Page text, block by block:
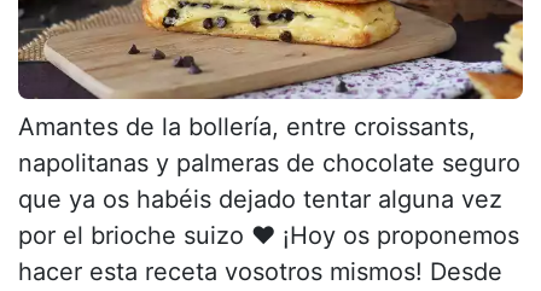
Amantes de la bollería, entre croissants,
napolitanas y palmeras de chocolate seguro
que ya os habéis dejado tentar alguna vez
por el brioche suizo ♥ ¡Hoy os proponemos
hacer esta receta vosotros mismos! Desde